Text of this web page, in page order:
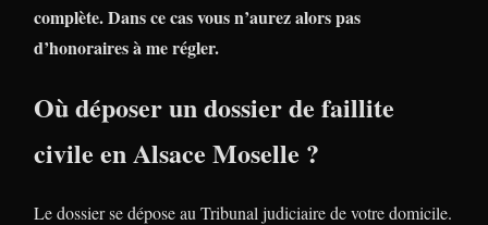
complète. Dans ce casvous n’aurez alors pas
d’honoraires à me régler.
Où déposer un dossier de faillite
civile en Alsace Moselle ?
Le dossier se dépose au Tribunal judiciaire de votre domicile.